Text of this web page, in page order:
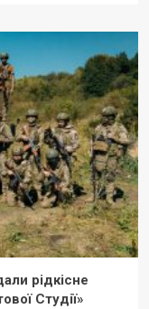
рідкісне
Студії»